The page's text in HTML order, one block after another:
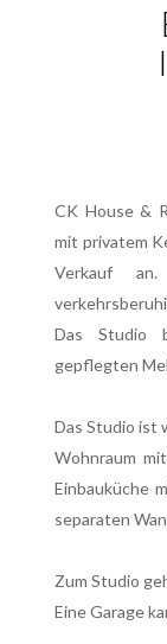
CK House &
mit privatem
Verkauf
Das Studio
gepflegten
Das Studio ist
Wohnraum
Einbauküche
separaten
Zum Studio
Eine Garage